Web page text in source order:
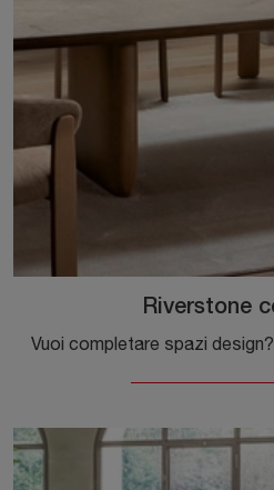
Riverstone